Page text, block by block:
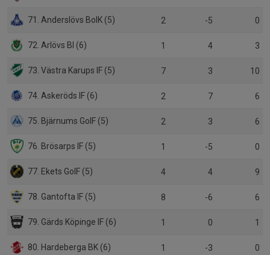
71. Anderslövs BoIK (5) 2 -5 0
72. Arlövs BI (6) 1 4 3
73. Västra Karups IF (5) 7 3 10
74. Askeröds IF (6) 2 7 6
75. Bjärnums GoIF (5) 2 3 6
76. Brösarps IF (5) 1 -5 0
77. Ekets GoIF (5) 4 4 9
78. Gantofta IF (5) 8 -6 6
79. Gärds Köpinge IF (6) 1 0 1
80. Hardeberga BK (6) 1 -3 0